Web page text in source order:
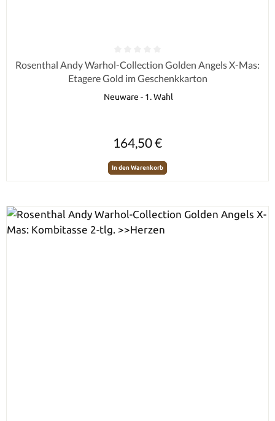
Durchschnittliche Bewertung von 0 von 5 Sternen
Rosenthal Andy Warhol-Collection Golden Angels X-Mas:
Etagere Gold im Geschenkkarton
Neuware - 1. Wahl
164,50 €
In den Warenkorb